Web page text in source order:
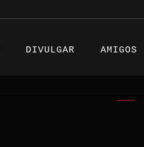
DIVULGAR AMIGOS